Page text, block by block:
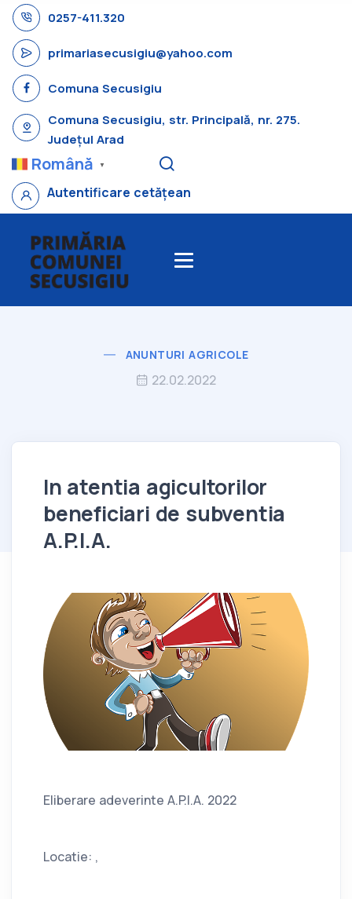
0257-411.320
primariasecusigiu@yahoo.com
Comuna Secusigiu
Comuna Secusigiu, str. Principală, nr. 275.
Județul Arad
Română ▼
Autentificare cetățean
ANUNTURI AGRICOLE
22.02.2022
In atentia agicultorilor
beneficiari de subventia
A.P.I.A.
Eliberare adeverinte A.P.I.A. 2022
Locatie: ,